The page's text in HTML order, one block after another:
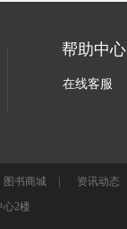
帮助中心
在线客服
图书商城 资讯动态
心2楼